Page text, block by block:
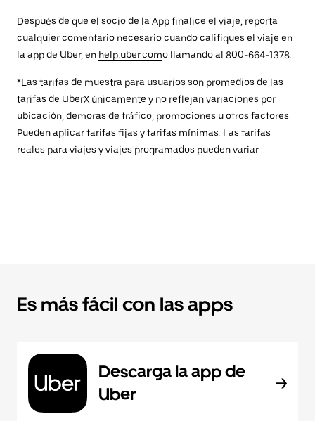
Después de que el socio de la App finalice el viaje, reporta
cualquier comentario necesario cuando califiques el viaje en
la app de Uber, en help.uber.como llamando al 800-664-1378.
*Las tarifas de muestra para usuarios son promedios de las
tarifas de UberX únicamente y no reflejan variaciones por
ubicación, demoras de tráfico, promociones u otros factores.
Pueden aplicar tarifas fijas y tarifas mínimas. Las tarifas
reales para viajes y viajes programados pueden variar.
Es más fácil con las apps
Descarga la app de
Uber